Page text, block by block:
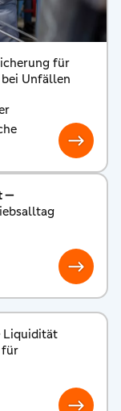
für
Unfällen
—
Liquidität
für